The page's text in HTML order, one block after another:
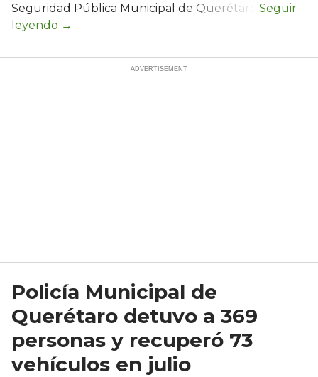
Seguridad Pública Municipal de Querétaro.
Policía Municipal de
Querétaro detuvo a 369
personas y recuperó 73
vehículos en julio